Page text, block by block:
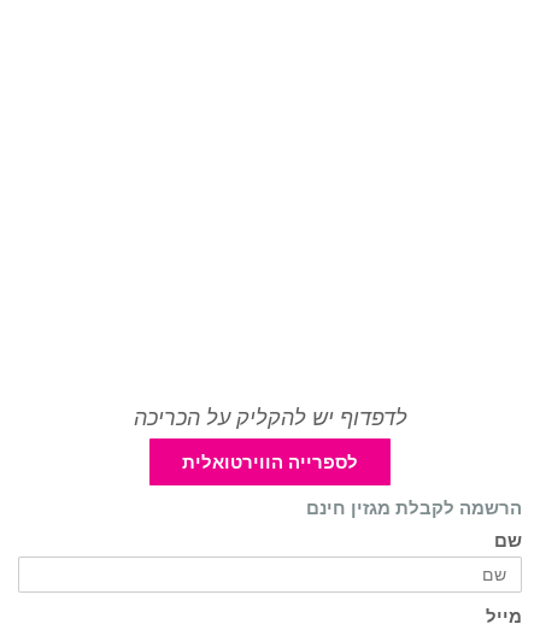
לדפדוף יש להקליק על הכריכה
לספרייה הווירטואלית
הרשמה לקבלת מגזין חינם
שם
מייל